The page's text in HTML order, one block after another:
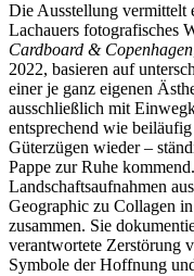
Die Ausstellung vermittelt
Lachauers fotografisches
Cardboard & Copenhagen
2022, basieren auf
einer je ganz eigenen
ausschließlich mit
entsprechend wie
Güterzügen wieder –
Pappe zur Ruhe
Landschaftsaufnahmen
Geographic zu Collagen
zusammen. Sie
verantwortete Zerstörung
Symbole der Hoffnung